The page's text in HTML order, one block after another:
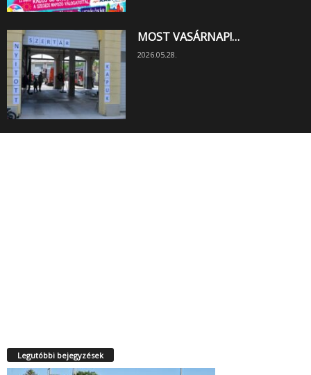
MOST VASÁRNAP!…
2026.05.28.
Legutóbbi bejegyzések